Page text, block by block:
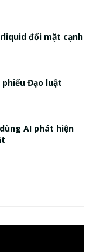
đối mặt cạnh
Đạo luật
AI phát hiện